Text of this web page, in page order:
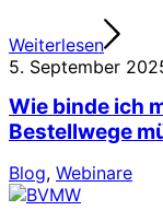
Weiterlesen
5. September
Wie binde ich
Bestellwege
Blog, Webinare